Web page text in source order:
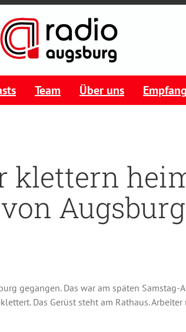
Team Über uns Empfang
klettern
Augsburg
gegangen. Das war am späten Samstag-
Das Gerüst steht am Rathaus. Arbeiter